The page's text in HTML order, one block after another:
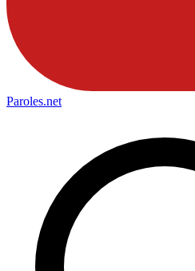
Paroles.net